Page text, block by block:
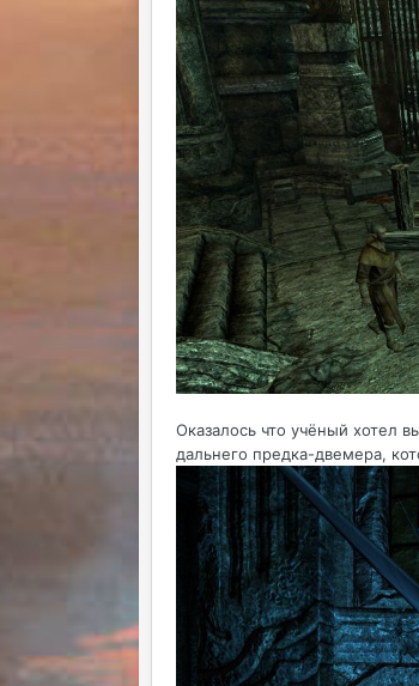
Оказалось что учёный хотел
дальнего предка-двемера,